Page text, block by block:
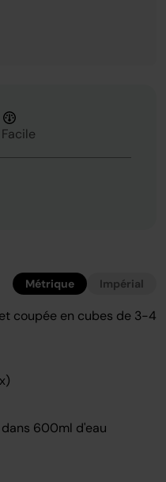
Facile
Métrique Impérial
coupée en cubes de 3-4
600ml d'eau